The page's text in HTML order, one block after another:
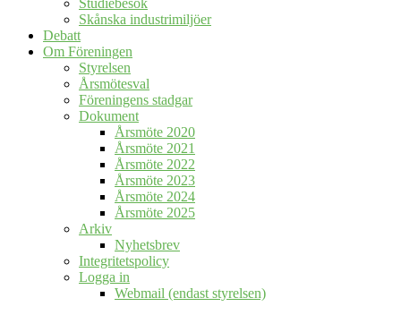
Studiebesök
Skånska industrimiljöer
Debatt
Om Föreningen
Styrelsen
Årsmötesval
Föreningens stadgar
Dokument
Årsmöte 2020
Årsmöte 2021
Årsmöte 2022
Årsmöte 2023
Årsmöte 2024
Årsmöte 2025
Arkiv
Nyhetsbrev
Integritetspolicy
Logga in
Webmail (endast styrelsen)